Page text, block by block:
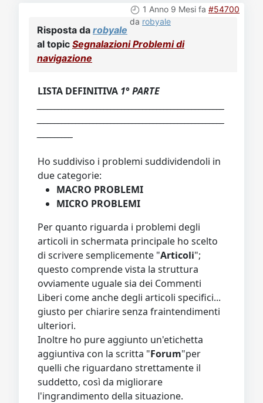
1 Anno 9 Mesi fa #54700
da robyale
Risposta da robyale
al topic Segnalazioni Problemi di
navigazione
LISTA DEFINITIVA 1° PARTE
Ho suddiviso i problemi suddividendoli in
due categorie:
MACRO PROBLEMI
MICRO PROBLEMI
Per quanto riguarda i problemi degli
articoli in schermata principale ho scelto
di scrivere semplicemente "Articoli";
questo comprende vista la struttura
ovviamente uguale sia dei Commenti
Liberi come anche degli articoli specifici...
giusto per chiarire senza fraintendimenti
ulteriori.
Inoltre ho pure aggiunto un'etichetta
aggiuntiva con la scritta "Forum"per
quelli che riguardano strettamente il
suddetto, così da migliorare
l'ingrandimento della situazione.